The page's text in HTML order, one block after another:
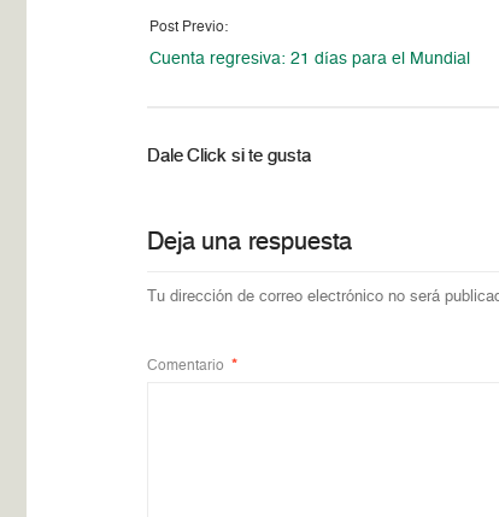
Post Previo:
Cuenta regresiva: 21 días para el Mundial
Dale Click si te gusta
Deja una respuesta
Tu dirección de correo electrónico no será
Comentario *